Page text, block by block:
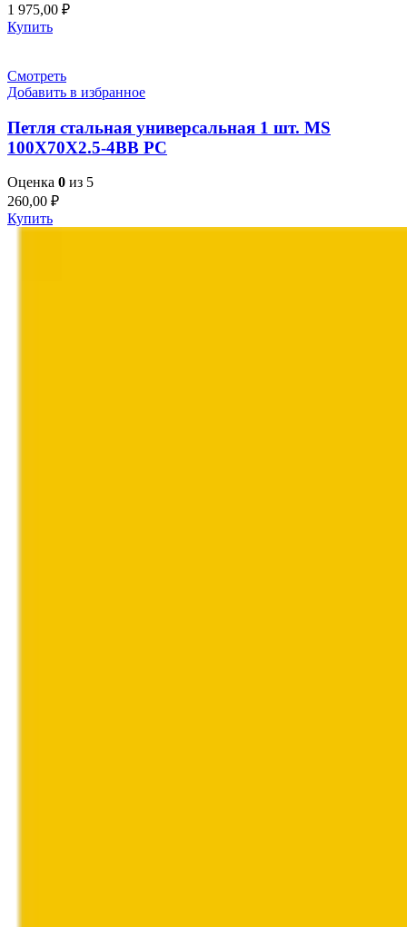
1 975,00 ₽
Купить
Смотреть
Добавить в избранное
Петля стальная универсальная 1 шт. MS
100X70X2.5-4BB PC
Оценка 0 из 5
260,00 ₽
Купить